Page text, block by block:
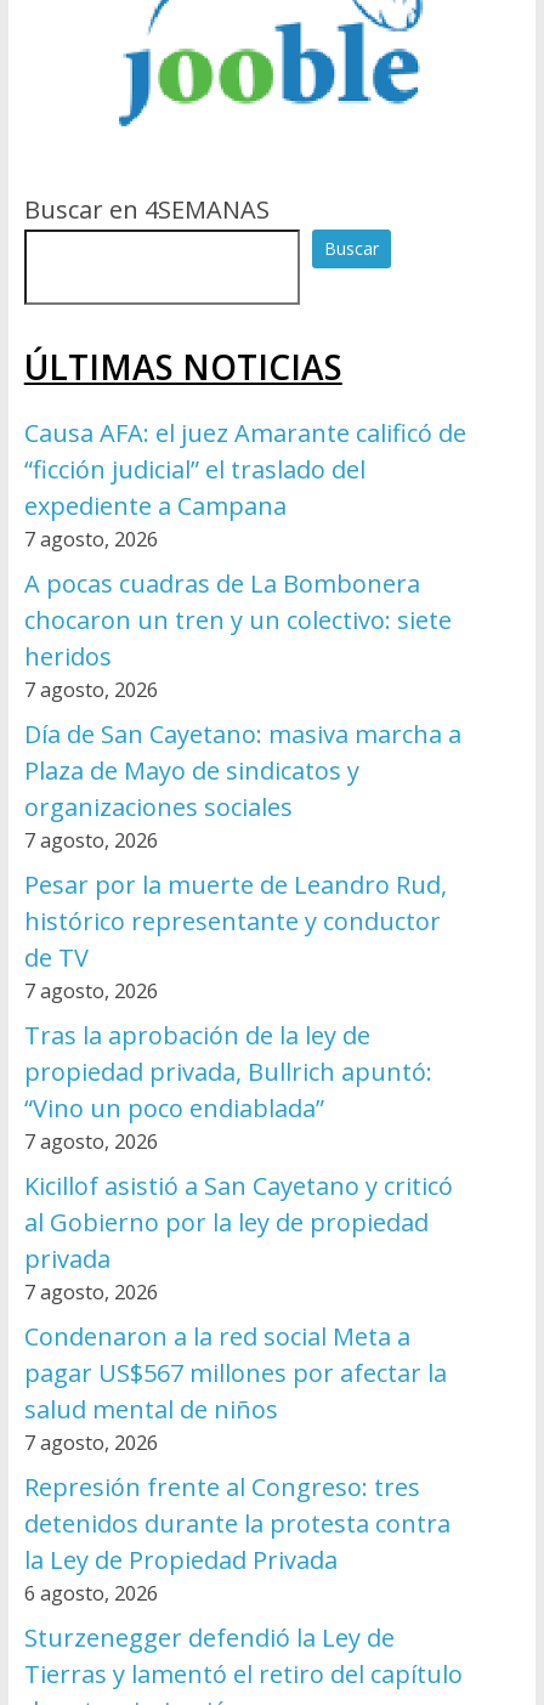
Buscar en 4SEMANAS
Buscar
ÚLTIMAS NOTICIAS
Causa AFA: el juez Amarante calificó de
“ficción judicial” el traslado del
expediente a Campana
7 agosto, 2026
A pocas cuadras de La Bombonera
chocaron un tren y un colectivo: siete
heridos
7 agosto, 2026
Día de San Cayetano: masiva marcha a
Plaza de Mayo de sindicatos y
organizaciones sociales
7 agosto, 2026
Pesar por la muerte de Leandro Rud,
histórico representante y conductor
de TV
7 agosto, 2026
Tras la aprobación de la ley de
propiedad privada, Bullrich apuntó:
“Vino un poco endiablada”
7 agosto, 2026
Kicillof asistió a San Cayetano y criticó
al Gobierno por la ley de propiedad
privada
7 agosto, 2026
Condenaron a la red social Meta a
pagar US$567 millones por afectar la
salud mental de niños
7 agosto, 2026
Represión frente al Congreso: tres
detenidos durante la protesta contra
la Ley de Propiedad Privada
6 agosto, 2026
Sturzenegger defendió la Ley de
Tierras y lamentó el retiro del capítulo